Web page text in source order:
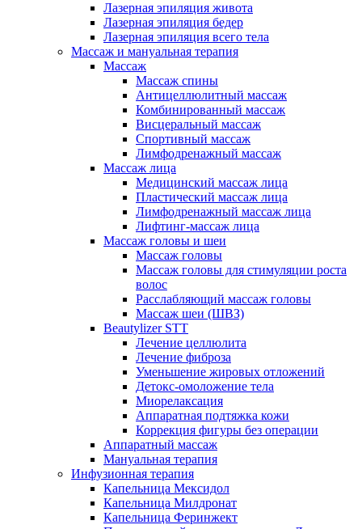
Лазерная эпиляция живота
Лазерная эпиляция бедер
Лазерная эпиляция всего тела
Массаж и мануальная терапия
Массаж
Массаж спины
Антицеллюлитный массаж
Комбинированный массаж
Висцеральный массаж
Спортивный массаж
Лимфодренажный массаж
Массаж лица
Медицинский массаж лица
Пластический массаж лица
Лимфодренажный массаж лица
Лифтинг-массаж лица
Массаж головы и шеи
Массаж головы
Массаж головы для стимуляции роста
волос
Расслабляющий массаж головы
Массаж шеи (ШВЗ)
Beautylizer STT
Лечение целлюлита
Лечение фиброза
Уменьшение жировых отложений
Детокс-омоложение тела
Миорелаксация
Аппаратная подтяжка кожи
Коррекция фигуры без операции
Аппаратный массаж
Мануальная терапия
Инфузионная терапия
Капельница Мексидол
Капельница Милдронат
Капельница Феринжект